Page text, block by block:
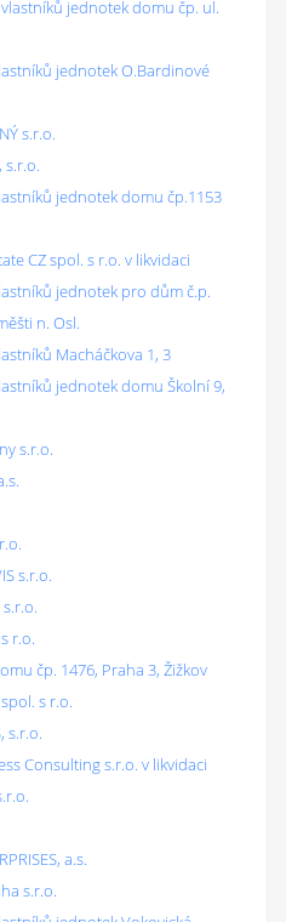
jednotek domu čp. ul.
jednotek O.Bardinové
s.r.o.
s.r.o.
jednotek domu čp.1153
CZ spol. s r.o. v likvidaci
jednotek pro dům č.p.
n. Osl.
Macháčkova 1, 3
jednotek domu Školní 9,
s.r.o.
s.r.o.
r.o.
čp. 1476, Praha 3, Žižkov
s r.o.
s.r.o.
Consulting s.r.o. v likvidaci
a.s.
s.r.o.